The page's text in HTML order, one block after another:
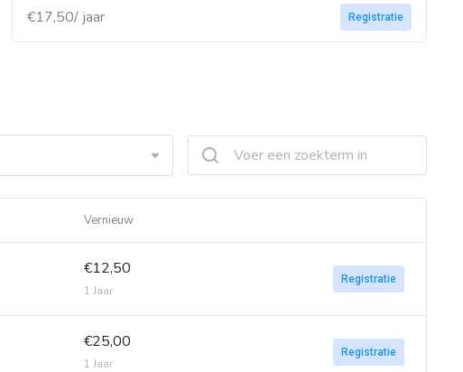
€17,50/ jaar Registratie
Vernieuw
€12,50
1 Jaar
Registratie
€25,00
1 Jaar
Registratie